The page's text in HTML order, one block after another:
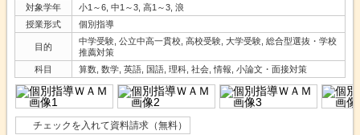
対象学年
小1～6, 中1～3, 高1～3, 浪
授業形式
個別指導
目的
中学受験, 公立中高一貫校, 高校受験, 大学受験, 総合型選抜・学校
推薦対策
科目
算数, 数学, 英語, 国語, 理科, 社会, 情報, 小論文・面接対策
チェックを入れて資料請求（無料）